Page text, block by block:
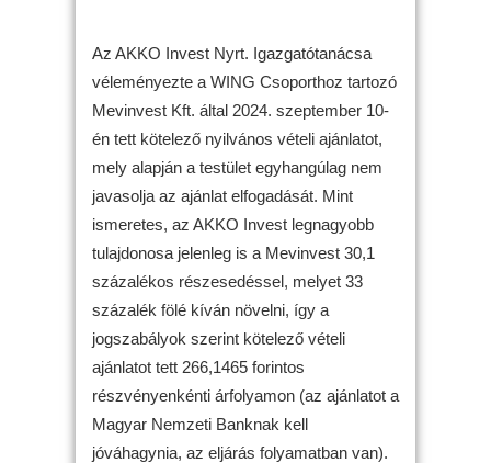
Az AKKO Invest Nyrt. Igazgatótanácsa
véleményezte a WING Csoporthoz tartozó
Mevinvest Kft. által 2024. szeptember 10-
én tett kötelező nyilvános vételi ajánlatot,
mely alapján a testület egyhangúlag nem
javasolja az ajánlat elfogadását. Mint
ismeretes, az AKKO Invest legnagyobb
tulajdonosa jelenleg is a Mevinvest 30,1
százalékos részesedéssel, melyet 33
százalék fölé kíván növelni, így a
jogszabályok szerint kötelező vételi
ajánlatot tett 266,1465 forintos
részvényenkénti árfolyamon (az ajánlatot a
Magyar Nemzeti Banknak kell
jóváhagynia, az eljárás folyamatban van).